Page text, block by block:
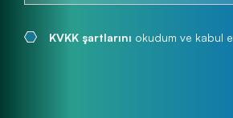
KVKK şartlarını okudum ve kabul